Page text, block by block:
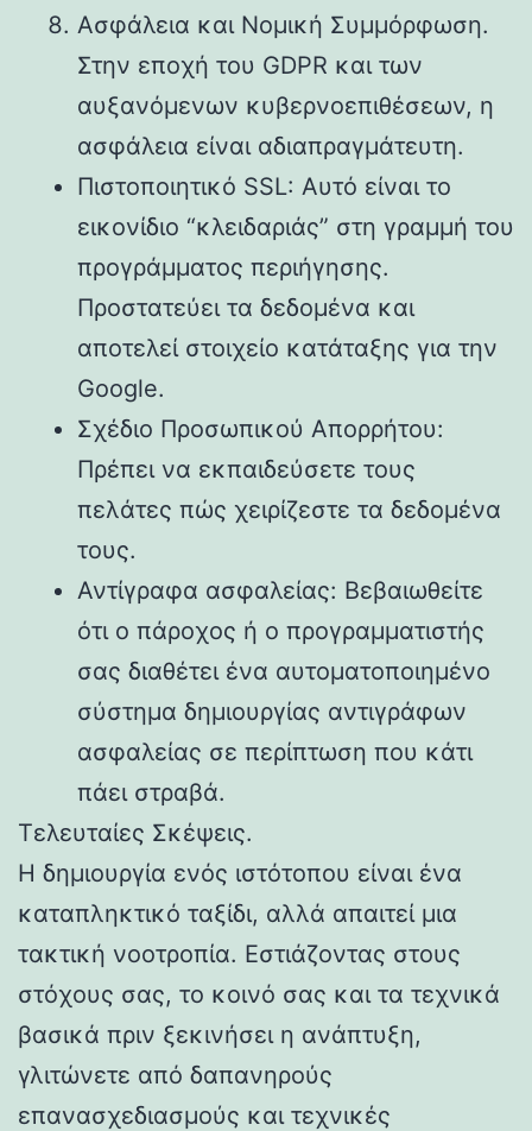
Ασφάλεια και Νομική Συμμόρφωση.
Στην εποχή του GDPR και των
αυξανόμενων κυβερνοεπιθέσεων, η
ασφάλεια είναι αδιαπραγμάτευτη.
Πιστοποιητικό SSL: Αυτό είναι το
εικονίδιο “κλειδαριάς” στη γραμμή του
προγράμματος περιήγησης.
Προστατεύει τα δεδομένα και
αποτελεί στοιχείο κατάταξης για την
Google.
Σχέδιο Προσωπικού Απορρήτου:
Πρέπει να εκπαιδεύσετε τους
πελάτες πώς χειρίζεστε τα δεδομένα
τους.
Αντίγραφα ασφαλείας: Βεβαιωθείτε
ότι ο πάροχος ή ο προγραμματιστής
σας διαθέτει ένα αυτοματοποιημένο
σύστημα δημιουργίας αντιγράφων
ασφαλείας σε περίπτωση που κάτι
πάει στραβά.
Τελευταίες Σκέψεις.
Η δημιουργία ενός ιστότοπου είναι ένα
καταπληκτικό ταξίδι, αλλά απαιτεί μια
τακτική νοοτροπία. Εστιάζοντας στους
στόχους σας, το κοινό σας και τα τεχνικά
βασικά πριν ξεκινήσει η ανάπτυξη,
γλιτώνετε από δαπανηρούς
επανασχεδιασμούς και τεχνικές